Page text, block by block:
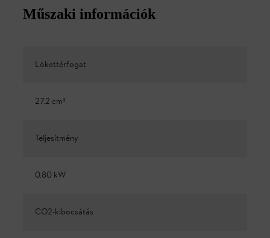
Műszaki információk
Lökettérfogat
27.2 cm³
Teljesítmény
0.80 kW
CO2-kibocsátás